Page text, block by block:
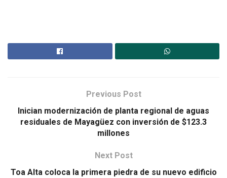
Previous Post
Inician modernización de planta regional de aguas
residuales de Mayagüez con inversión de $123.3
millones
Next Post
Toa Alta coloca la primera piedra de su nuevo edificio